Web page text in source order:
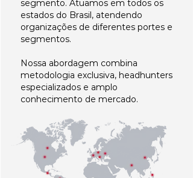
segmento. Atuamos em todos os
estados do Brasil, atendendo
organizações de diferentes portes e
segmentos.
Nossa abordagem combina
metodologia exclusiva, headhunters
especializados e amplo
conhecimento de mercado.